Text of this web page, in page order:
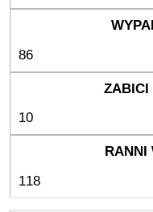
86
10
118